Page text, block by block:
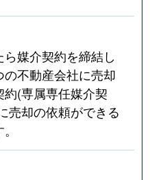
媒介契約を締結し
の不動産会社に売却
(専属専任媒介契
売却の依頼ができる